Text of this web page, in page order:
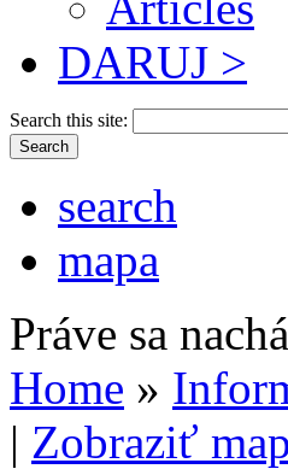
DARUJ >
Search this site:
search
mapa
Práve sa
Home »
| Zobraziť